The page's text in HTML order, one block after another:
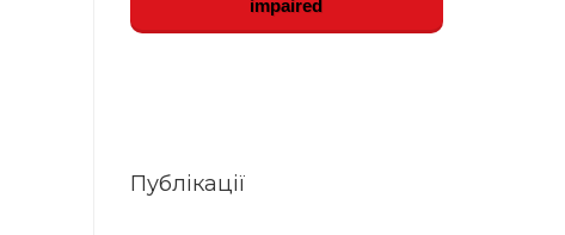
impaired
Публікації